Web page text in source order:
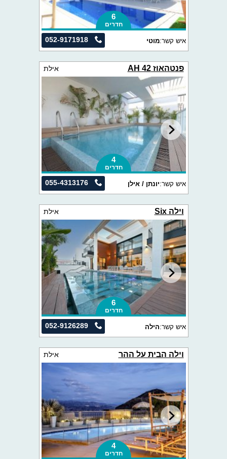
6
חדרים
052-9171918 איש קשר:מוטי
פנטהאוז AH 42 אילת
4
חדרים
055-4313176 איש קשר:יונתן / אילן
וילה Six אילת
6
חדרים
052-9126289 איש קשר:הילה
וילה הבית על ההר אילת
4
חדרים